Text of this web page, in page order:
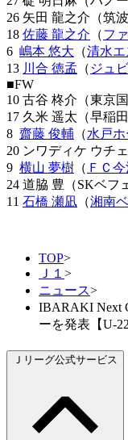
26 矢田 龍之介（筑波
18 佐藤 龍之介 （フ
6 嶋本 悠大 （清水エ
13 川合 徳孟 （ ジュ
■FW
10 古谷 柊介（東京国
17 久米 遥太（早稲田
8 齋藤 俊輔 （水戸
20 ンワディケ ウチ
9 横山 夢樹 （ ＦＣ
24 道脇 豊（SKベフ
11 石橋 瀬凪 （湘南
TOP>
Ｊ１ >
ニュース>
IBARAKI Next
ーを発表【U-
Ｊリーグ公式サービス